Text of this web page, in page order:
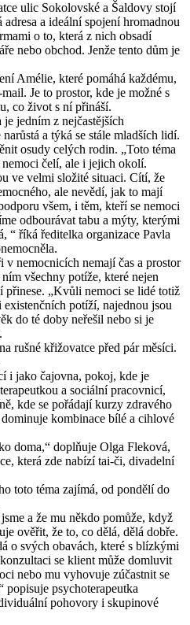
ulic Sokolovské a Šaldovy stojí
a ideální spojení hromadnou
o to, která z nich obsadí
nebo obchod. Jenže tento dům je
Amélie, které pomáhá každému,
Je to prostor, kde je možné s
co život s ní přináší.
jedním z nejčastějších
a týká se stále mladších lidí.
osudy celých rodin. „Toto téma
čelí, ale i jejich okolí.
ve velmi složité situaci. Cítí, že
ale nevědí, jak to mají
všem, i těm, kteří se nemoci
odbourávat tabu a mýty, kterými
“ říká ředitelka organizace Pavla
nemocnicích nemají čas a prostor
všechny potíže, které nejen
přinese. „Kvůli nemoci se lidé totiž
potíží, najednou jsou
do té doby neřešil nebo si je
rušné křižovatce před pár měsíci.
i jako čajovna, pokoj, kde je
a sociální pracovnicí,
kde se pořádají kurzy zdravého
kombinace bílé a cihlové
doma,“ doplňuje Olga Fleková,
která zde nabízí tai-či, divadelní
toto téma zajímá, od pondělí do
a že mu někdo pomůže, když
ověřit, že to, co dělá, dělá dobře.
o svých obavách, které s blízkými
se klient může domluvit
nebo mu vyhovuje zúčastnit se
popisuje psychoterapeutka
pohovory i skupinové